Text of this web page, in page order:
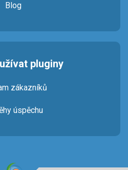
Blog
pluginy
zákazníků
úspěchu